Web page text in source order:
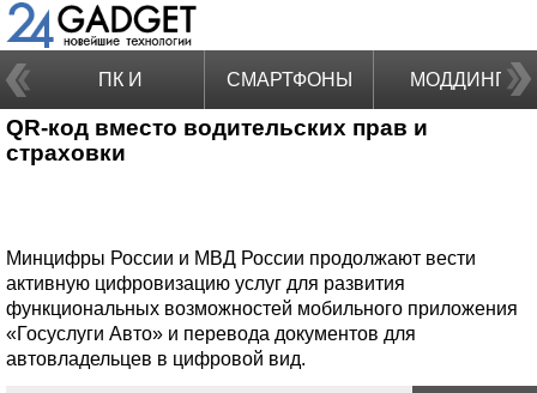
ПК И
НОУТБУКИ
СМАРТФОНЫ МОДДИНГ
QR-код вместо водительских прав и
страховки
Минцифры России и МВД России продолжают вести
активную цифровизацию услуг для развития
функциональных возможностей мобильного приложения
«Госуслуги Авто» и перевода документов для
автовладельцев в цифровой вид.